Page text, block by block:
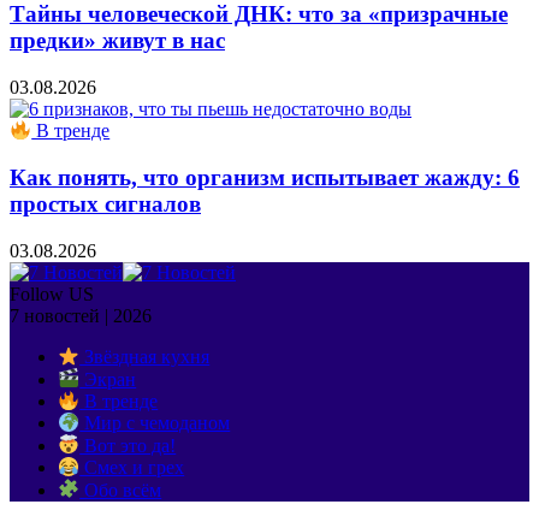
Тайны человеческой ДНК: что за «призрачные
предки» живут в нас
03.08.2026
В тренде
Как понять, что организм испытывает жажду: 6
простых сигналов
03.08.2026
Follow US
7 новостей | 2026
Звёздная кухня
Экран
В тренде
Мир с чемоданом
Вот это да!
Смех и грех
Обо всём